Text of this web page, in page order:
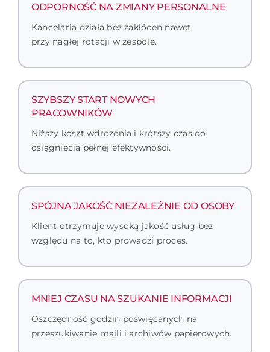
ODPORNOŚĆ NA ZMIANY PERSONALNE
Kancelaria działa bez zakłóceń nawet
przy nagłej rotacji w zespole.
SZYBSZY START NOWYCH
PRACOWNIKÓW
Niższy koszt wdrożenia i krótszy czas do
osiągnięcia pełnej efektywności.
SPÓJNA JAKOŚĆ NIEZALEŻNIE OD OSOBY
Klient otrzymuje wysoką jakość usług bez
względu na to, kto prowadzi proces.
MNIEJ CZASU NA SZUKANIE INFORMACJI
Oszczędność godzin poświęcanych na
przeszukiwanie maili i archiwów papierowych.